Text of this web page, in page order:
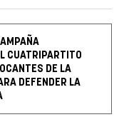
CUATRIPARTITO
DE LA
DEFENDER LA